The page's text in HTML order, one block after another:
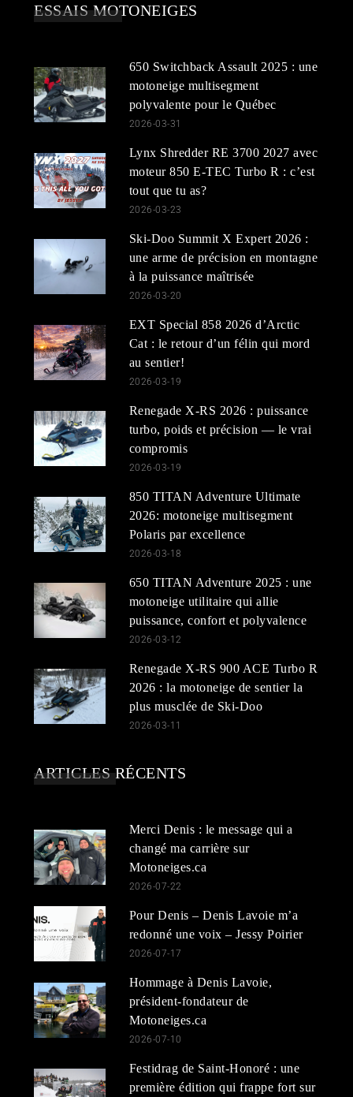
ESSAIS MOTONEIGES
650 Switchback Assault 2025 : une
motoneige multisegment
polyvalente pour le Québec
2026-03-31
Lynx Shredder RE 3700 2027 avec
moteur 850 E-TEC Turbo R : c’est
tout que tu as?
2026-03-23
Ski-Doo Summit X Expert 2026 :
une arme de précision en montagne
à la puissance maîtrisée
2026-03-20
EXT Special 858 2026 d’Arctic
Cat : le retour d’un félin qui mord
au sentier!
2026-03-19
Renegade X-RS 2026 : puissance
turbo, poids et précision — le vrai
compromis
2026-03-19
850 TITAN Adventure Ultimate
2026: motoneige multisegment
Polaris par excellence
2026-03-18
650 TITAN Adventure 2025 : une
motoneige utilitaire qui allie
puissance, confort et polyvalence
2026-03-12
Renegade X-RS 900 ACE Turbo R
2026 : la motoneige de sentier la
plus musclée de Ski-Doo
2026-03-11
ARTICLES RÉCENTS
Merci Denis : le message qui a
changé ma carrière sur
Motoneiges.ca
2026-07-22
Pour Denis – Denis Lavoie m’a
redonné une voix – Jessy Poirier
2026-07-17
Hommage à Denis Lavoie,
président-fondateur de
Motoneiges.ca
2026-07-10
Festidrag de Saint-Honoré : une
première édition qui frappe fort sur